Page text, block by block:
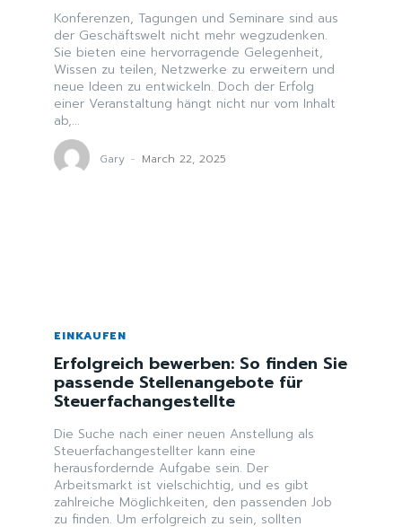
Konferenzen, Tagungen und Seminare sind aus
der Geschäftswelt nicht mehr wegzudenken.
Sie bieten eine hervorragende Gelegenheit,
Wissen zu teilen, Netzwerke zu erweitern und
neue Ideen zu entwickeln. Doch der Erfolg
einer Veranstaltung hängt nicht nur vom Inhalt
ab,...
Gary - March 22, 2025
EINKAUFEN
Erfolgreich bewerben: So finden Sie
passende Stellenangebote für
Steuerfachangestellte
Die Suche nach einer neuen Anstellung als
Steuerfachangestellter kann eine
herausfordernde Aufgabe sein. Der
Arbeitsmarkt ist vielschichtig, und es gibt
zahlreiche Möglichkeiten, den passenden Job
zu finden. Um erfolgreich zu sein, sollten